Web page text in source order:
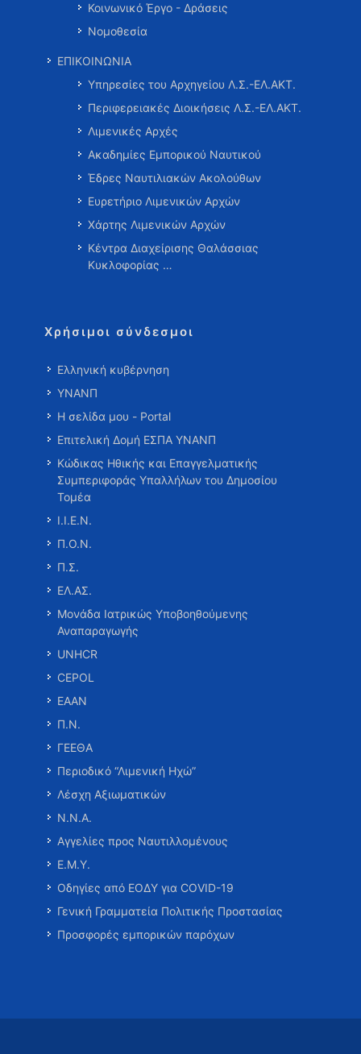
Κοινωνικό Έργο - Δράσεις
Νομοθεσία
ΕΠΙΚΟΙΝΩΝΙΑ
Υπηρεσίες του Αρχηγείου Λ.Σ.-ΕΛ.ΑΚΤ.
Περιφερειακές Διοικήσεις Λ.Σ.-ΕΛ.ΑΚΤ.
Λιμενικές Αρχές
Ακαδημίες Εμπορικού Ναυτικού
Έδρες Ναυτιλιακών Ακολούθων
Ευρετήριο Λιμενικών Αρχών
Χάρτης Λιμενικών Αρχών
Κέντρα Διαχείρισης Θαλάσσιας
Κυκλοφορίας …
Χρήσιμοι σύνδεσμοι
Ελληνική κυβέρνηση
ΥΝΑΝΠ
Η σελίδα μου - Portal
Επιτελική Δομή ΕΣΠΑ ΥΝΑΝΠ
Κώδικας Ηθικής και Επαγγελματικής
Συμπεριφοράς Υπαλλήλων του Δημοσίου
Τομέα
Ι.Ι.Ε.Ν.
Π.Ο.Ν.
Π.Σ.
ΕΛ.ΑΣ.
Μονάδα Ιατρικώς Υποβοηθούμενης
Αναπαραγωγής
UNHCR
CEPOL
ΕΑΑΝ
Π.Ν.
ΓΕΕΘΑ
Περιοδικό “Λιμενική Ηχώ”
Λέσχη Αξιωματικών
Ν.Ν.Α.
Αγγελίες προς Ναυτιλλομένους
Ε.Μ.Υ.
Οδηγίες από ΕΟΔΥ για COVID-19
Γενική Γραμματεία Πολιτικής Προστασίας
Προσφορές εμπορικών παρόχων